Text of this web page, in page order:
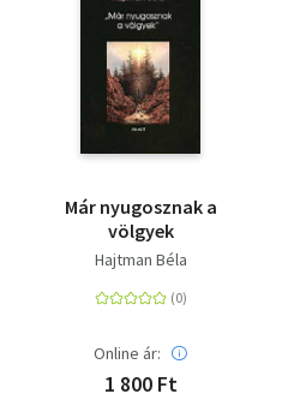
Már nyugosznak a
völgyek
Hajtman Béla
Online ár:
1 800 Ft